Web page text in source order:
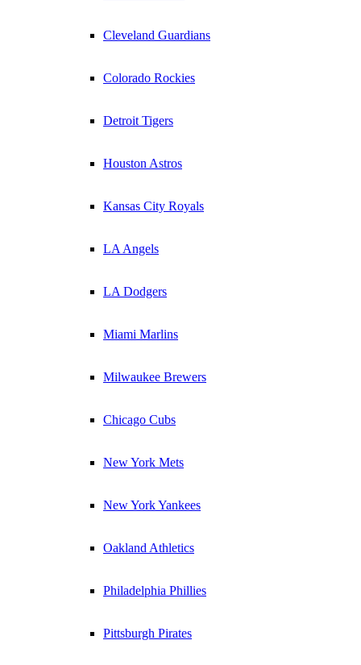
Cleveland Guardians
Colorado Rockies
Detroit Tigers
Houston Astros
Kansas City Royals
LA Angels
LA Dodgers
Miami Marlins
Milwaukee Brewers
Chicago Cubs
New York Mets
New York Yankees
Oakland Athletics
Philadelphia Phillies
Pittsburgh Pirates